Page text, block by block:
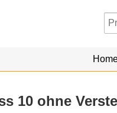
10 ohne